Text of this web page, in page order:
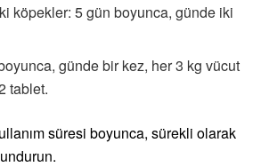
köpekler: 5 gün boyunca, günde iki
günde bir kez, her 3 kg vücut
tablet.
süresi boyunca, sürekli olarak